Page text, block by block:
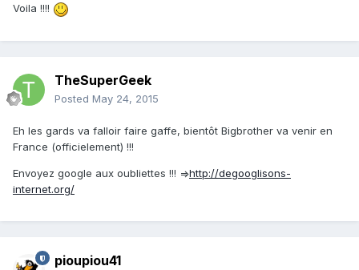
Voila !!!!
TheSuperGeek
Posted May 24, 2015
Eh les gards va falloir faire gaffe, bientôt Bigbrother va venir en
France (officielement) !!!
Envoyez google aux oubliettes !!! =>http://degooglisons-
internet.org/
pioupiou41